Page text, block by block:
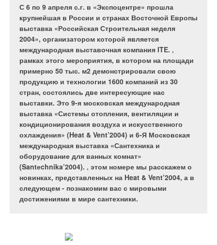
С 6 по 9 апреля с.г. в «Экспоцентре» прошла
крупнейшая в России и странах Восточной Европы
выставка «Российская Строительная неделя
2004», организатором которой является
международная выставочная компания ITE. ‚
рамках этого мероприятия, в котором на площади
примерно 50 тыс. м2 демонстрировали свою
продукцию и технологии 1600 компаний из 30
стран, состоялись две интересующие нас
выставки. Это 9-я московская международная
выставка «Системы отопления, вентиляции и
кондиционирования воздуха и искусственного
охлаждения» (Heat & Vent’2004) и 6-Я Московская
международная выставка «Сантехника и
оборудование для ванных комнат»
(Santеchnika’2004). ‚ этом номере мы расскажем о
новинках, представленных на Heat & Vent’2004, а в
следующем - познакомим вас с мировыми
достижениями в мире сантехники.
реализовать остатки техники на R-22, завезенной в
2003 г., но не более того. Продажа моделей «cool
only» с озоноразрушающими фреонами была
прекращена годом ранее. Перешла на новые
хладагенты и Япония. Как это отразится на рынке
кондиционеров?
хладагентах не превысили 2% от общего объема продаж. По
доля кондиционеров на R-407C и R-410А составляет
DEVIпредлагает два варианта установки. Первый вариант —
когда нагревательный кабель устанавливают в цементно-
песчаную или бетонную стяжку толщиной 3–7 см. Второй
вариант — когда используют тонкий нагревательный мат,
который устанавливают в слой плиточного клея и который не
увеличивает строительную высоту пола.
Удельная мощность
В средней полосе России и Украины расчетная удельная
мощность системы отопления для новых зданий с
применением теплоизоляционных материалов составляет
100–150 Вт/м2, для старых зданий может достигать 180 Вт/
м2 и более. Если расчетная устанавливаемая мощность
превышает 180 Вт/м2, рекомендуется использовать
(исключение составляют первые этажи и помещения,